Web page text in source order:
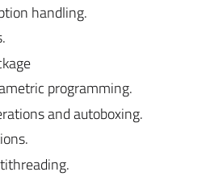
handling.
programming.
and autoboxing.